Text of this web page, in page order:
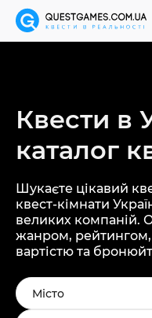
Квести в
каталог
Шукаєте цікавий
квест-кімнати
великих компаній.
жанром, рейтингом,
вартістю та
Місто